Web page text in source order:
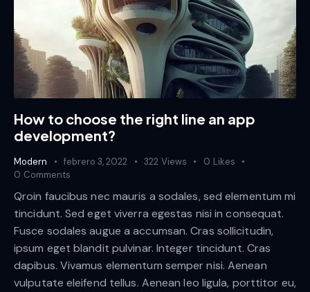
How to choose the right line an app
development?
Modern febrero 3, 2022 322 Views 0 Likes
0 Comments
Qroin faucibus nec mauris a sodales, sed elementum mi
tincidunt. Sed eget viverra egestas nisi in consequat.
Fusce sodales augue a accumsan. Cras sollicitudin,
ipsum eget blandit pulvinar. Integer tincidunt. Cras
dapibus. Vivamus elementum semper nisi. Aenean
vulputate eleifend tellus. Aenean leo ligula, porttitor eu,